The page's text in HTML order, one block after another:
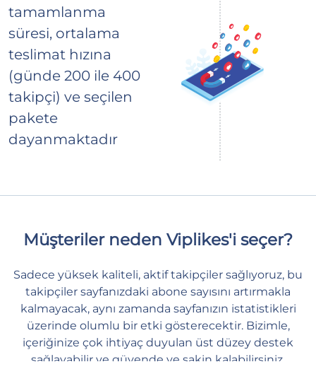
tamamlanma
süresi, ortalama
teslimat hızına
(günde 200 ile 400
takipçi) ve seçilen
pakete
dayanmaktadır
Müşteriler neden Viplikes'i seçer?
Sadece yüksek kaliteli, aktif takipçiler sağlıyoruz, bu
takipçiler sayfanızdaki abone sayısını artırmakla
kalmayacak, aynı zamanda sayfanızın istatistikleri
üzerinde olumlu bir etki gösterecektir. Bizimle,
içeriğinize çok ihtiyaç duyulan üst düzey destek
sağlayabilir ve güvende ve sakin kalabilirsiniz.